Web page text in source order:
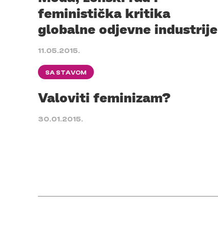
feministička kritika
globalne odjevne industrije
11.05.2015.
SA STAVOM
Valoviti feminizam?
30.01.2015.